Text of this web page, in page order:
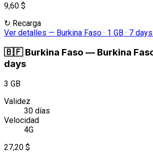
9,60 $
↻ Recarga
Ver detalles — Burkina Faso · 1 GB · 7 days
🇧🇫 Burkina Faso — Burkina
days
3 GB
Validez
30 días
Velocidad
4G
27,20 $